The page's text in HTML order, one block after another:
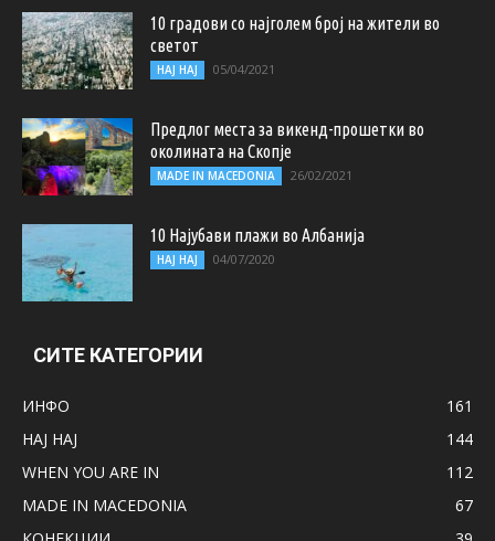
10 градови со најголем број на жители во
светот
НАЈ НАЈ 05/04/2021
Предлог места за викенд-прошетки во
околината на Скопје
MADE IN MACEDONIA 26/02/2021
10 Најубави плажи во Албанија
НАЈ НАЈ 04/07/2020
СИТЕ КАТЕГОРИИ
ИНФО
161
НАЈ НАЈ
144
WHEN YOU ARE IN
112
MADE IN MACEDONIA
67